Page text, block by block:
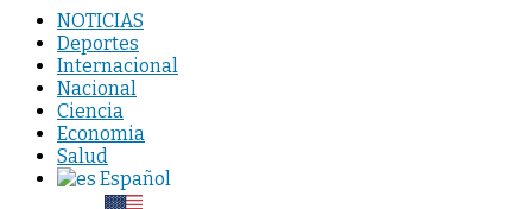
NOTICIAS
Deportes
Internacional
Nacional
Ciencia
Economia
Salud
Español